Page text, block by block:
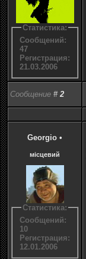
Статистика:
Сообщений:
47
Регистрация:
21.03.2006
Сообщение # 2
Georgio •
місцевий
Статистика:
Сообщений:
10
Регистрация:
12.01.2006